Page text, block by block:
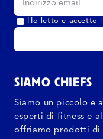
Ho letto e accetto l’
SIAMO CHIEFS
Siamo un piccolo e
esperti di fitness e
offriamo prodotti di